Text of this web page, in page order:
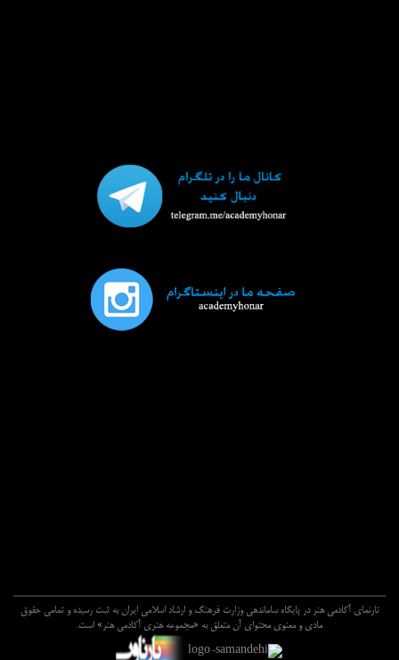
تارنماي آکادمي هنر در پايگاه ساماندهي وزارت فرهنگ و ارشاد اسلامي ايران به ثبت رسيده و تمامي حقوق
مادي و معنوي محتواي آن متعلق به «مجموعه هنري آکادمي هنر» است.